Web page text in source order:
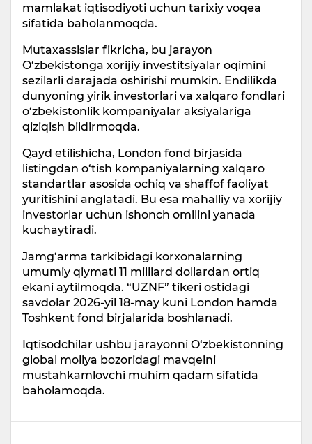
mamlakat iqtisodiyoti uchun tarixiy voqea
sifatida baholanmoqda.
Mutaxassislar fikricha, bu jarayon
O‘zbekistonga xorijiy investitsiyalar oqimini
sezilarli darajada oshirishi mumkin. Endilikda
dunyoning yirik investorlari va xalqaro fondlari
o‘zbekistonlik kompaniyalar aksiyalariga
qiziqish bildirmoqda.
Qayd etilishicha, London fond birjasida
listingdan o‘tish kompaniyalarning xalqaro
standartlar asosida ochiq va shaffof faoliyat
yuritishini anglatadi. Bu esa mahalliy va xorijiy
investorlar uchun ishonch omilini yanada
kuchaytiradi.
Jamg‘arma tarkibidagi korxonalarning
umumiy qiymati 11 milliard dollardan ortiq
ekani aytilmoqda. “UZNF” tikeri ostidagi
savdolar 2026-yil 18-may kuni London hamda
Toshkent fond birjalarida boshlanadi.
Iqtisodchilar ushbu jarayonni O‘zbekistonning
global moliya bozoridagi mavqeini
mustahkamlovchi muhim qadam sifatida
baholamoqda.